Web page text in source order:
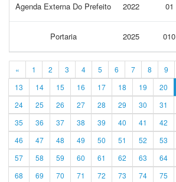
Agenda Externa Do Prefeito 2022 01
Portaria 2025 010
« 1 2 3 4 5 6 7 8 9
13
14 15 16 17 18 19 20
24
25 26 27 28 29 30 31
35
36 37 38 39 40 41 42
46
47 48 49 50 51 52 53
57
58 59 60 61 62 63 64
68
69 70 71 72 73 74 75